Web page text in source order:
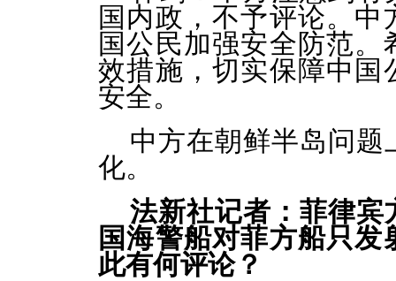
国内政，不予评论。中
国公民加强安全防范。
效措施，切实保障中国
安全。
中方在朝鲜半岛问题
化。
法新社记者：菲律宾
国海警船对菲方船只发
此有何评论？